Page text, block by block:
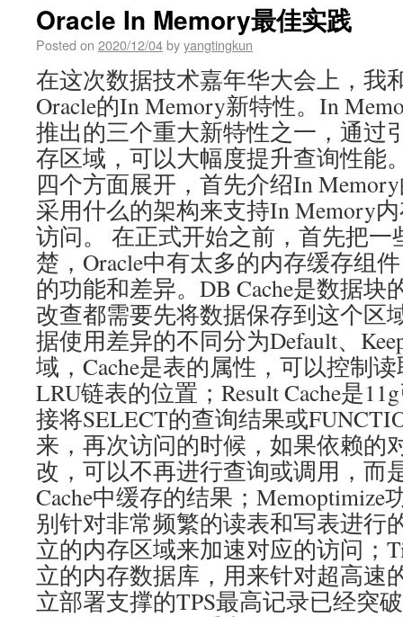
Oracle In Memory最佳实践
Posted on 2020/12/04byyangtingkun
在这次数据技术嘉年华大会上，我
Oracle的In Memory新特性。In
推出的三个重大新特性之一，通过
存区域，可以大幅度提升查询性能
四个方面展开，首先介绍In
采用什么的架构来支持In Memory
访问。 在正式开始之前，首先把
楚，Oracle中有太多的内存缓存组
的功能和差异。DB Cache是数据块
改查都需要先将数据保存到这个区
据使用差异的不同分为Default、
域，Cache是表的属性，可以控制
LRU链表的位置；Result Cache是
接将SELECT的查询结果或
来，再次访问的时候，如果依赖的
改，可以不再进行查询或调用，而
Cache中缓存的结果；Memoptimize
别针对非常频繁的读表和写表进行
立的内存区域来加速对应的访问；
立的内存数据库，用来针对超高速
立部署支撑的TPS最高记录已经突